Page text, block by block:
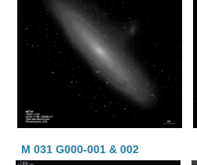
M 031 G000-001 & 002